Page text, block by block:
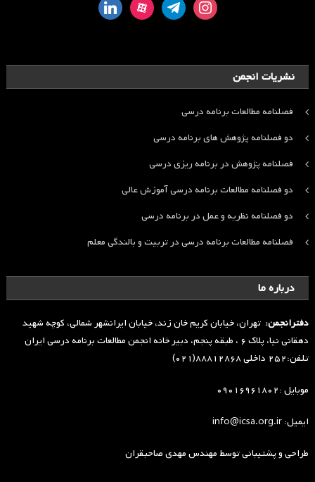
instagram
telegram
aparat
linkedin
نشریات انجمن
فصلنامه مطالعات برنامه درسی
دو فصلنامه پژوهش های برنامه درسی
فصلنامه پژوهش در برنامه ریزی درسی
دو فصلنامه مطالعات برنامه درسی آموزش عالی
دو فصلنامه نظریه و عمل در برنامه درسی
فصلنامه مطالعات برنامه درسی در تربیت و بالندگی معلم
درباره ما
دفترانجمن: تهران، خیابان کریم خان زند، خیابان ایرانشهر شمالی، کوچه شهید
دهقانی نیا، پلاک ۶ ، طبقه پنجم، دبیر خانه انجمن مطالعات برنامه درسی ایران
تلفن:۲۵۲ داخلی ۸۸۸۱۲۸۶۸(۰۲۱)
موبایل :۰۹۰۱۶۹۶۱۸۰۲
ایمیل: info@icsa.org.ir
طراحی و پشتیبانی توسطمهندس مهدی صاحبقران